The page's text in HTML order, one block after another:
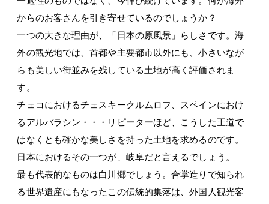
からのお客さんを引き寄せているのでしょうか？
一つの大きな理由が、「日本の原風景」らしさです。海
外の観光地では、首都や主要都市以外にも、小さいなが
らも美しい街並みを残している土地が高く評価されま
す。
チェコにおけるチェスキークルムロフ、スペインにおけ
るアルバラシン・・・リピーターほど、こうした王道で
はなくとも確かな美しさを持った土地を求めるのです。
日本におけるその一つが、岐阜だと言えるでしょう。
最も代表的なものは白川郷でしょう。合掌造りで知られ
る世界遺産にもなったこの伝統的集落は、外国人観光客